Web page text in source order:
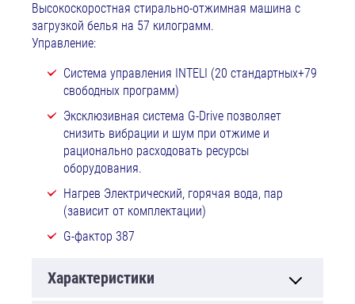
Высокоскоростная стирально-отжимная машина с
загрузкой белья на 57 килограмм.
Управление:
Система управления INTELI (20 стандартных+79
свободных программ)
Эксклюзивная система G-Drive позволяет
снизить вибрации и шум при отжиме и
рационально расходовать ресурсы
оборудования.
Нагрев Электрический, горячая вода, пар
(зависит от комплектации)
G-фактор 387
Характеристики